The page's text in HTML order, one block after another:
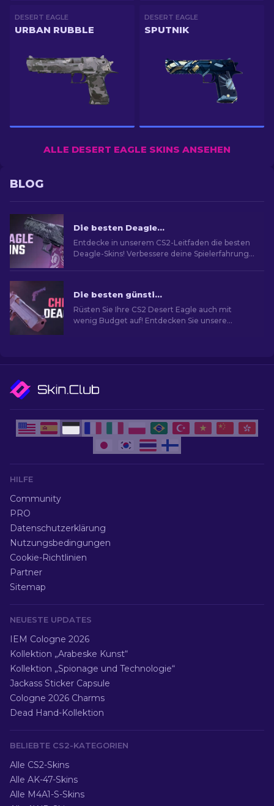
DESERT EAGLE
URBAN RUBBLE
DESERT EAGLE
SPUTNIK
ALLE DESERT EAGLE SKINS ANSEHEN
BLOG
Die besten Deagle-Skins in CS2 [2026]
Entdecke in unserem CS2-Leitfaden die besten
Deagle-Skins! Verbessere deine Spielerfahrung,
Die besten günstigen Desert Eagle Skins im CS2
Rüsten Sie Ihre CS2 Desert Eagle auch mit
wenig Budget auf! Entdecken Sie unsere
HILFE
Community
PRO
Datenschutzerklärung
Nutzungsbedingungen
Cookie-Richtlinien
Partner
Sitemap
NEUESTE UPDATES
IEM Cologne 2026
Kollektion „Arabeske Kunst“
Kollektion „Spionage und Technologie“
Jackass Sticker Capsule
Cologne 2026 Charms
Dead Hand-Kollektion
BELIEBTE CS2-KATEGORIEN
Alle CS2-Skins
Alle AK-47-Skins
Alle M4A1-S-Skins